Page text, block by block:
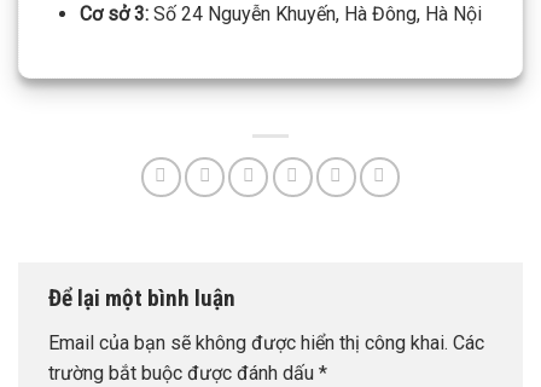
Cơ sở 3:Số 24 Nguyễn Khuyến, Hà Đông, Hà Nội
Để lại một bình luận
Email của bạn sẽ không được hiển thị công khai. Các
trường bắt buộc được đánh dấu *